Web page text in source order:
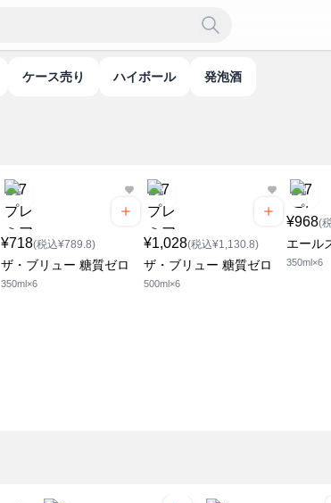
ケース売り ハイボール 発泡酒
¥718(税込¥789.8)
ザ・ブリュー 糖質ゼロ
350ml×6
¥1,028(税込¥1,130.8)
ザ・ブリュー 糖質ゼロ
500ml×6
¥968(
エール
350ml×6